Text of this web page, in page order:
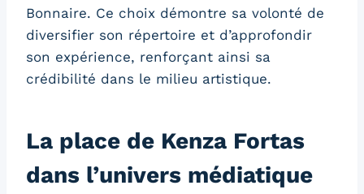
Bonnaire. Ce choix démontre sa volonté de
diversifier son répertoire et d’approfondir
son expérience, renforçant ainsi sa
crédibilité dans le milieu artistique.
La place de Kenza Fortas
dans l’univers médiatique